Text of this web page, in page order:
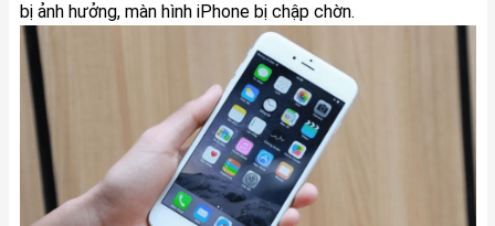
bị ảnh hưởng, màn hình iPhone bị chập chờn.